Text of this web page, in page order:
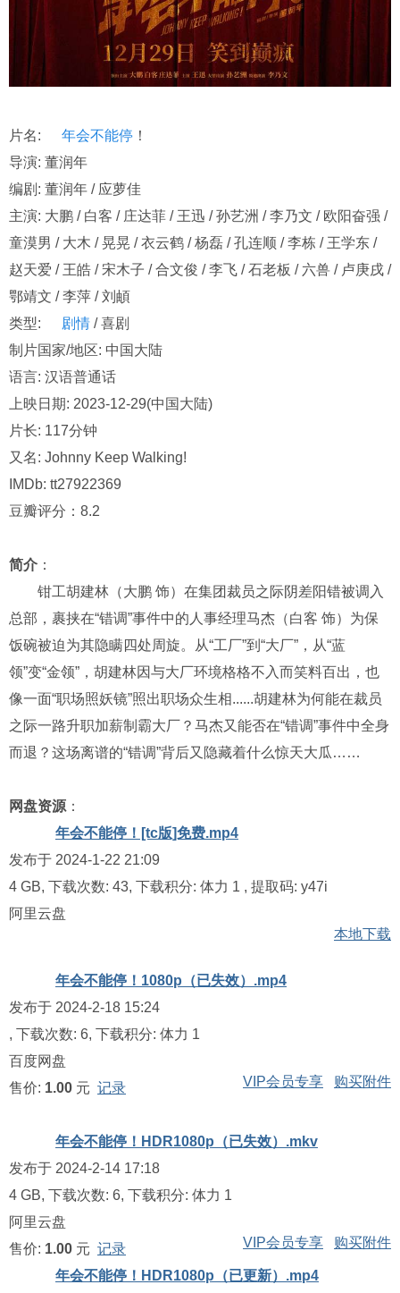
片名: 年会不能停 ！
导演: 董润年
编剧: 董润年 / 应萝佳
主演: 大鹏 / 白客 / 庄达菲 / 王迅 / 孙艺洲 / 李乃文 / 欧阳奋强 /
童漠男 / 大木 / 晃晃 / 衣云鹤 / 杨磊 / 孔连顺 / 李栋 / 王学东 /
赵天爱 / 王皓 / 宋木子 / 合文俊 / 李飞 / 石老板 / 六兽 / 卢庚戌 /
鄂靖文 / 李萍 / 刘頔
类型:
剧情 / 喜剧
制片国家/地区: 中国大陆
语言: 汉语普通话
上映日期: 2023-12-29(中国大陆)
片长: 117分钟
又名: Johnny Keep Walking!
IMDb: tt27922369
豆瓣评分：8.2
简介 ：
钳工胡建林（大鹏 饰）在集团裁员之际阴差阳错被调入
总部，裹挟在“错调”事件中的人事经理马杰（白客 饰）为保
饭碗被迫为其隐瞒四处周旋。从“工厂”到“大厂”，从“蓝
领”变“金领”，胡建林因与大厂环境格格不入而笑料百出，也
像一面“职场照妖镜”照出职场众生相......胡建林为何能在裁员
之际一路升职加薪制霸大厂？马杰又能否在“错调”事件中全身
而退？这场离谱的“错调”背后又隐藏着什么惊天大瓜……
网盘资源 ：
年会不能停！[tc版]免费.mp4
发布于 2024-1-22 21:09
4 GB, 下载次数: 43, 下载积分: 体力 1 , 提取码: y47i
阿里云盘
本地下载
年会不能停！1080p（已失效）.mp4
发布于 2024-2-18 15:24
, 下载次数: 6, 下载积分: 体力 1
百度网盘
售价: 1.00 元 记录 VIP会员专享 购买附件
年会不能停！HDR1080p（已失效）.mkv
发布于 2024-2-14 17:18
4 GB, 下载次数: 6, 下载积分: 体力 1
阿里云盘
售价: 1.00 元 记录 VIP会员专享 购买附件
年会不能停！HDR1080p（已更新）.mp4